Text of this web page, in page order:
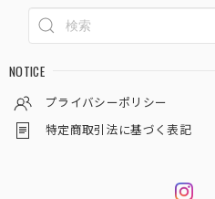
NOTICE
プライバシーポリシー
特定商取引法に基づく表記